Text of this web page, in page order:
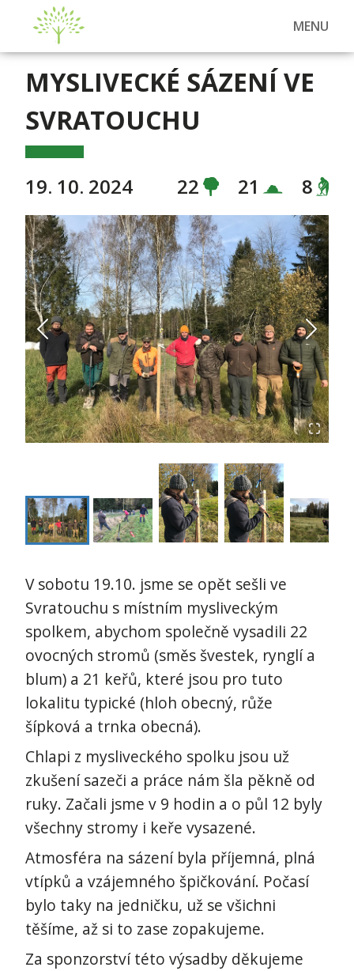
MENU
MYSLIVECKÉ SÁZENÍ VE
SVRATOUCHU
19. 10. 2024 22 21 8
V sobotu 19.10. jsme se opět sešli ve
Svratouchu s místním mysliveckým
spolkem, abychom společně vysadili 22
ovocných stromů (směs švestek, rynglí a
blum) a 21 keřů, které jsou pro tuto
lokalitu typické (hloh obecný, růže
šípková a trnka obecná).
Chlapi z mysliveckého spolku jsou už
zkušení sazeči a práce nám šla pěkně od
ruky. Začali jsme v 9 hodin a o půl 12 byly
všechny stromy i keře vysazené.
Atmosféra na sázení byla příjemná, plná
vtípků a vzájemného špičkování. Počasí
bylo taky na jedničku, už se všichni
těšíme, až si to zase zopakujeme.
Za sponzorství této výsadby děkujeme